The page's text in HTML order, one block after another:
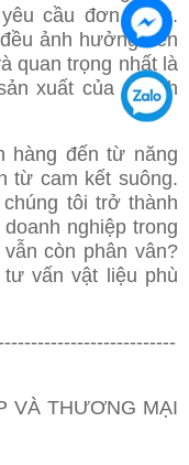
cầu đơn hàng.
ảnh hưởng đến
quan trọng nhất là
xuất của doanh
hàng đến từ năng
từ cam kết suông.
tôi trở thành
nghiệp trong
còn phân vân?
vấn vật liệu phù
VÀ THƯƠNG MẠI